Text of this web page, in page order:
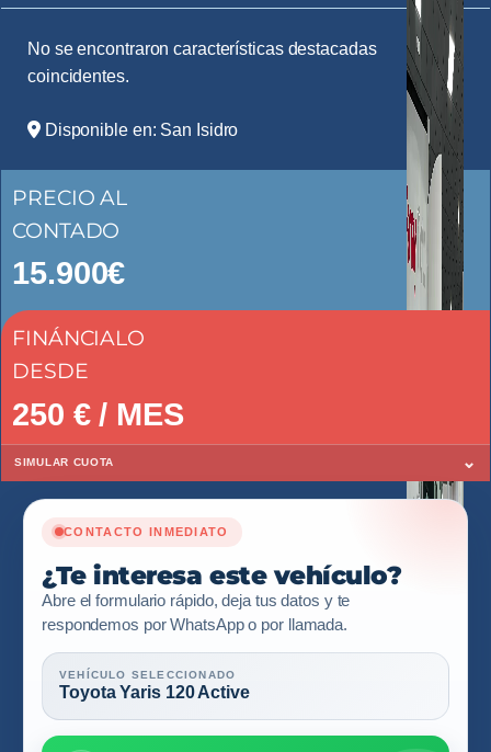
No se encontraron características destacadas
coincidentes.
Disponible en: San Isidro
PRECIO AL
CONTADO
15.900€
FINÁNCIALO
DESDE
250 € / MES
SIMULAR CUOTA ⌄
CONTACTO INMEDIATO
¿Te interesa este vehículo?
Abre el formulario rápido, deja tus datos y te
respondemos por WhatsApp o por llamada.
VEHÍCULO SELECCIONADO
Toyota Yaris 120 Active